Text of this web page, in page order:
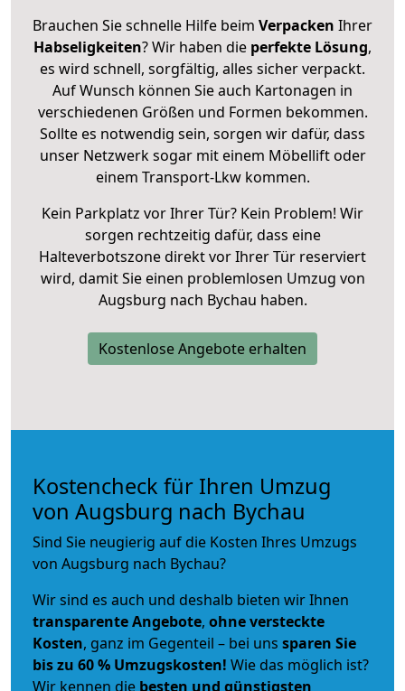
Brauchen Sie schnelle Hilfe beim Verpacken Ihrer
Habseligkeiten? Wir haben die perfekte Lösung,
es wird schnell, sorgfältig, alles sicher verpackt.
Auf Wunsch können Sie auch Kartonagen in
verschiedenen Größen und Formen bekommen.
Sollte es notwendig sein, sorgen wir dafür, dass
unser Netzwerk sogar mit einem Möbellift oder
einem Transport-Lkw kommen.
Kein Parkplatz vor Ihrer Tür? Kein Problem! Wir
sorgen rechtzeitig dafür, dass eine
Halteverbotszone direkt vor Ihrer Tür reserviert
wird, damit Sie einen problemlosen Umzug von
Augsburg nach Bychau haben.
Kostenlose Angebote erhalten
Kostencheck für Ihren Umzug
von Augsburg nach Bychau
Sind Sie neugierig auf die Kosten Ihres Umzugs
von Augsburg nach Bychau?
Wir sind es auch und deshalb bieten wir Ihnen
transparente Angebote, ohne versteckte
Kosten, ganz im Gegenteil – bei uns sparen Sie
bis zu 60 % Umzugskosten! Wie das möglich ist?
Wir kennen die besten und günstigsten